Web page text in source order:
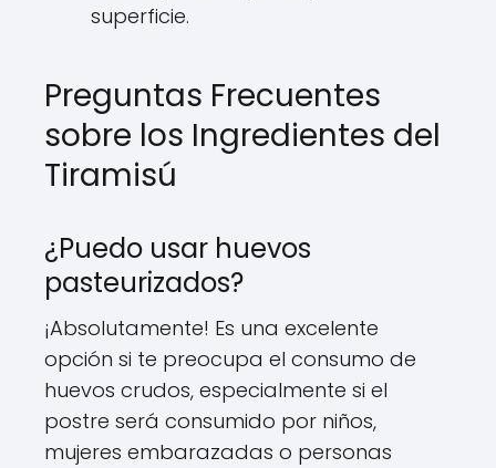
superficie.
Preguntas Frecuentes
sobre los Ingredientes del
Tiramisú
¿Puedo usar huevos
pasteurizados?
¡Absolutamente! Es una excelente
opción si te preocupa el consumo de
huevos crudos, especialmente si el
postre será consumido por niños,
mujeres embarazadas o personas